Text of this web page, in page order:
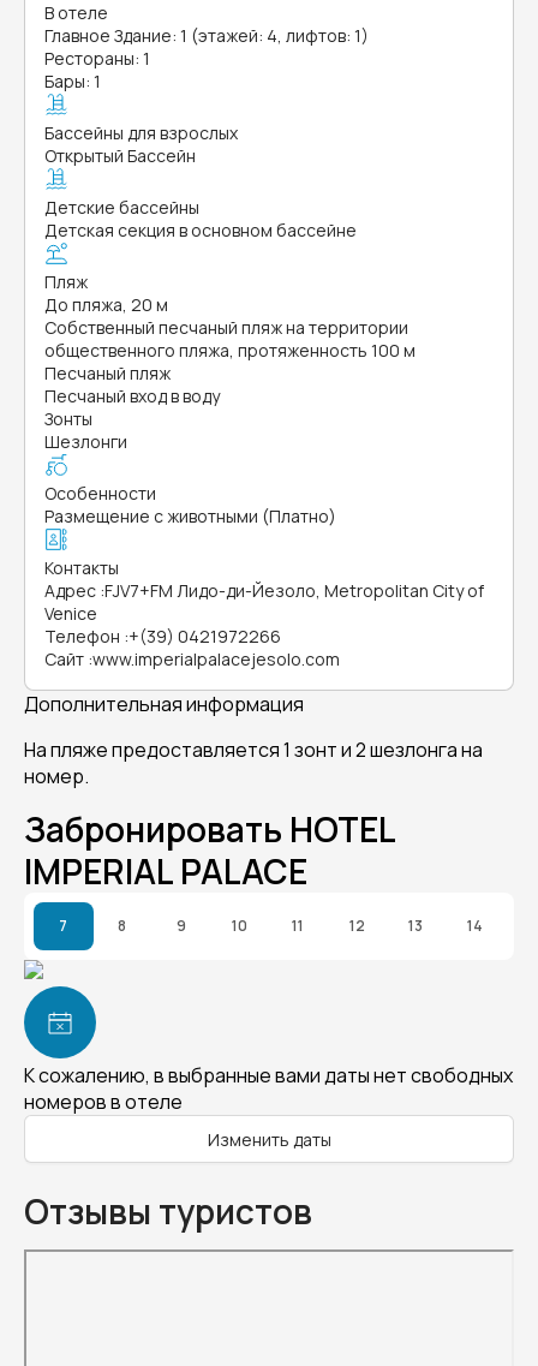
В отеле
Главное Здание: 1 (этажей: 4, лифтов: 1)
Рестораны: 1
Бары: 1
Бассейны для взрослых
Открытый Бассейн
Детские бассейны
Детская секция в основном бассейне
Пляж
До пляжа, 20 м
Собственный песчаный пляж на территории
общественного пляжа, протяженность 100 м
Песчаный пляж
Песчаный вход в воду
Зонты
Шезлонги
Особенности
Размещение с животными (Платно)
Контакты
Адрес :FJV7+FM Лидо-ди-Йезоло, Metropolitan City of
Venice
Телефон :+(39) 0421972266
Сайт :www.imperialpalacejesolo.com
Дополнительная информация
На пляже предоставляется 1 зонт и 2 шезлонга на
номер.
Забронировать HOTEL
IMPERIAL PALACE
7 8 9 10 11 12 13 14
К сожалению, в выбранные вами даты нет свободных
номеров в отеле
Изменить даты
Отзывы туристов